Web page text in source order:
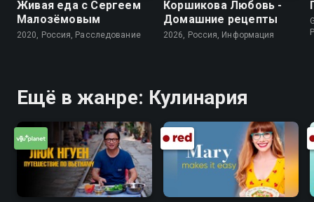
Живая еда с Сергеем
Малозёмовым
2020, Россия, Расследование
Коршикова Любовь -
Домашние рецепты
2026, Россия, Информация
Ещё в жанре: Кулинария